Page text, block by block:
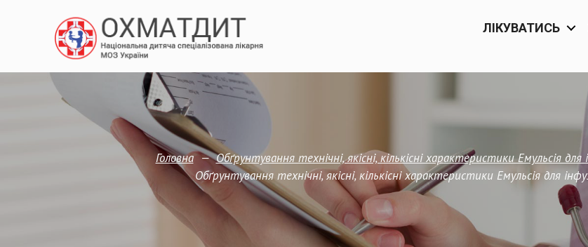
ЛІКУВАТИСЬ
Головна — Обґрунтування технічні, якісні, кількісні характеристики Емульсія
Обґрунтування технічні, якісні, кількісні характеристики Емульсія для